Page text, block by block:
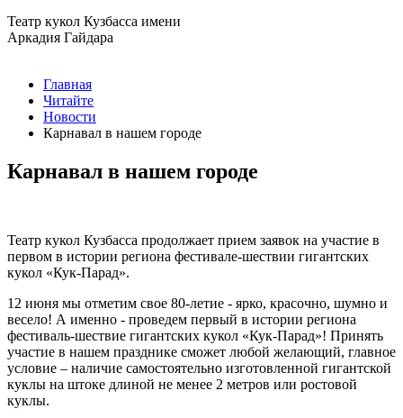
Театр кукол Кузбасса имени
Аркадия Гайдара
Главная
Читайте
Новости
Карнавал в нашем городе
Карнавал в нашем городе
Театр кукол Кузбасса продолжает прием заявок на участие в
первом в истории региона фестивале-шествии гигантских
кукол «Кук-Парад».
12 июня мы отметим свое 80-летие - ярко, красочно, шумно и
весело! А именно - проведем первый в истории региона
фестиваль-шествие гигантских кукол «Кук-Парад»! Принять
участие в нашем празднике сможет любой желающий, главное
условие – наличие самостоятельно изготовленной гигантской
куклы на штоке длиной не менее 2 метров или ростовой
куклы.